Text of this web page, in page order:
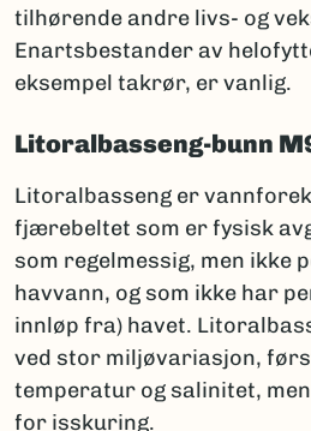
tilhørende andre livs- og
Enartsbestander av
eksempel takrør, er vanlig.
Litoralbasseng-bunn
Litoralbasseng er
fjærebeltet som er fysisk
som regelmessig, men ikke
havvann, og som ikke har
innløp fra) havet.
ved stor miljøvariasjon,
temperatur og salinitet,
for isskuring.